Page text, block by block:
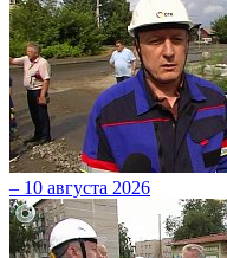
– 10 августа 2026